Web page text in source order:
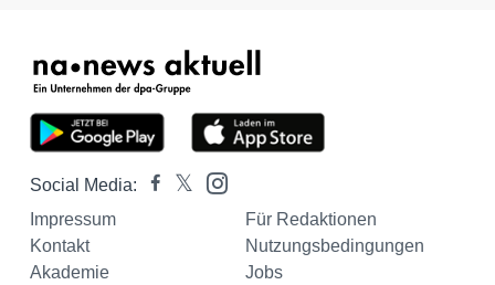
Social Media:
Impressum
Für Redaktionen
Kontakt
Nutzungsbedingungen
Akademie
Jobs